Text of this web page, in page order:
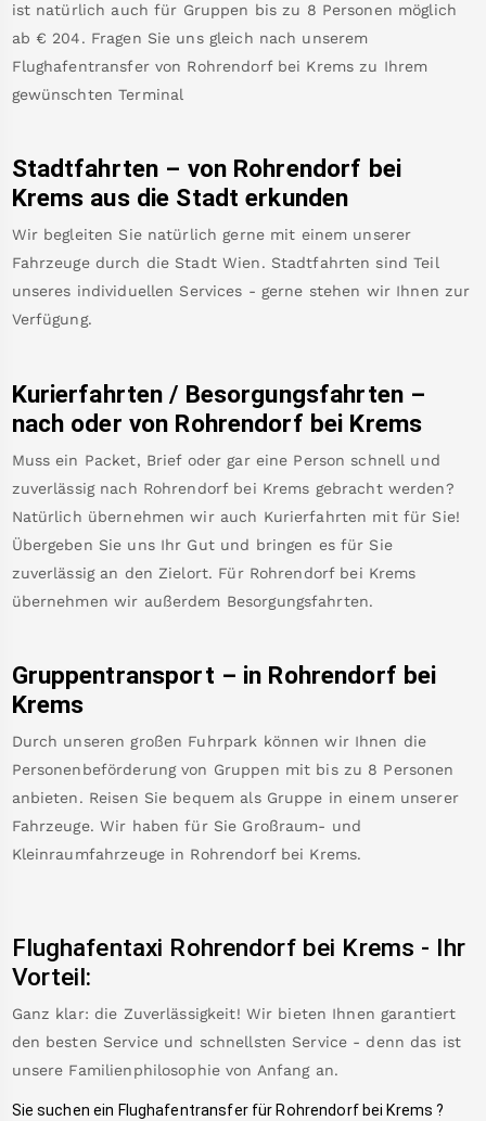
ist natürlich auch für Gruppen bis zu 8 Personen möglich
ab € 204. Fragen Sie uns gleich nach unserem
Flughafentransfer von Rohrendorf bei Krems zu Ihrem
gewünschten Terminal
Stadtfahrten – von Rohrendorf bei
Krems aus die Stadt erkunden
Wir begleiten Sie natürlich gerne mit einem unserer
Fahrzeuge durch die Stadt Wien. Stadtfahrten sind Teil
unseres individuellen Services - gerne stehen wir Ihnen zur
Verfügung.
Kurierfahrten / Besorgungsfahrten –
nach oder von Rohrendorf bei Krems
Muss ein Packet, Brief oder gar eine Person schnell und
zuverlässig nach Rohrendorf bei Krems gebracht werden?
Natürlich übernehmen wir auch Kurierfahrten mit für Sie!
Übergeben Sie uns Ihr Gut und bringen es für Sie
zuverlässig an den Zielort. Für Rohrendorf bei Krems
übernehmen wir außerdem Besorgungsfahrten.
Gruppentransport – in Rohrendorf bei
Krems
Durch unseren großen Fuhrpark können wir Ihnen die
Personenbeförderung von Gruppen mit bis zu 8 Personen
anbieten. Reisen Sie bequem als Gruppe in einem unserer
Fahrzeuge. Wir haben für Sie Großraum- und
Kleinraumfahrzeuge in Rohrendorf bei Krems.
Flughafentaxi Rohrendorf bei Krems - Ihr
Vorteil:
Ganz klar: die Zuverlässigkeit! Wir bieten Ihnen garantiert
den besten Service und schnellsten Service - denn das ist
unsere Familienphilosophie von Anfang an.
Sie suchen ein Flughafentransfer für Rohrendorf bei Krems ?